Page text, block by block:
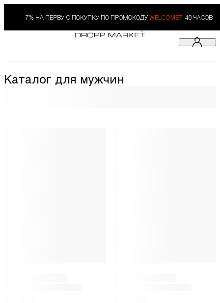
-7% НА ПЕРВУЮ ПОКУПКУ ПО ПРОМОКОДУ WELCOME7. 48 ЧАСОВ
Каталог для мужчин